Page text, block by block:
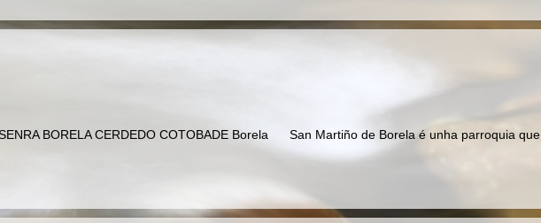
SENRA BORELA CERDEDO COTOBADE Borela San Martiño de Borela é unha parroquia que